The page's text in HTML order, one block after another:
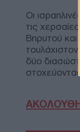
Οι
τις
Βηρυτού
δύο